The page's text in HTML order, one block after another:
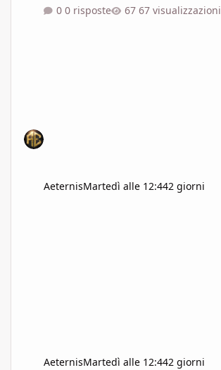
0 risposte
67 visualizzazioni
AeternisMartedì alle 12:442 giorni
AeternisMartedì alle 12:442 giorni